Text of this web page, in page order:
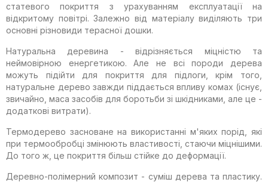
статевого покриття з урахуванням експлуатації на
відкритому повітрі. Залежно від матеріалу виділяють три
основні різновиди терасної дошки.
Натуральна деревина - відрізняється міцністю та
неймовірною енергетикою. Але не всі породи дерева
можуть підійти для покриття для підлоги, крім того,
натуральне дерево завжди піддається впливу комах (існує,
звичайно, маса засобів для боротьби зі шкідниками, але це -
додаткові витрати).
Термодерево засноване на використанні м'яких порід, які
при термообробці змінюють властивості, стаючи міцнішими.
До того ж, це покриття більш стійке до деформації.
Деревно-полімерний композит - суміш дерева та пластику.